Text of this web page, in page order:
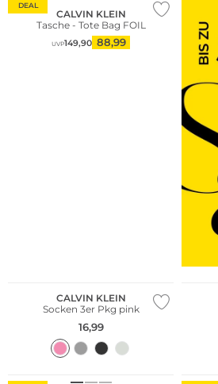
DEAL
CALVIN KLEIN
Tasche - Tote Bag FOIL
UVP149,90 88,99
CALVIN KLEIN
Socken 3er Pkg pink
16,99